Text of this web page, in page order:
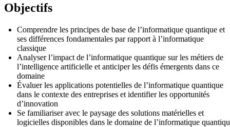
Objectifs
Comprendre les principes de base de l’informatique quantique et
ses différences fondamentales par rapport à l’informatique
classique
Analyser l’impact de l’informatique quantique sur les métiers de
l’intelligence artificielle et anticiper les défis émergents dans ce
domaine
Évaluer les applications potentielles de l’informatique quantique
dans le contexte des entreprises et identifier les opportunités
d’innovation
Se familiariser avec le paysage des solutions matérielles et
logicielles disponibles dans le domaine de l’informatique